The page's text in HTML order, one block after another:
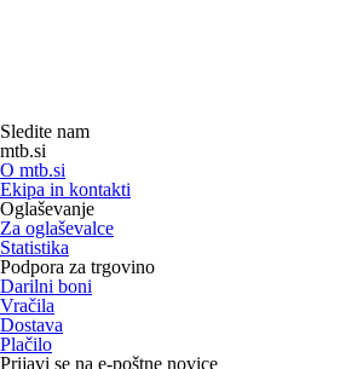
Sledite nam
mtb.si
O mtb.si
Ekipa in kontakti
Oglaševanje
Za oglaševalce
Statistika
Podpora za trgovino
Darilni boni
Vračila
Dostava
Plačilo
Prijavi se na e-poštne novice